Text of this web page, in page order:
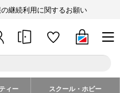
継続利用に関するお願い
ィー スクール・ホビー